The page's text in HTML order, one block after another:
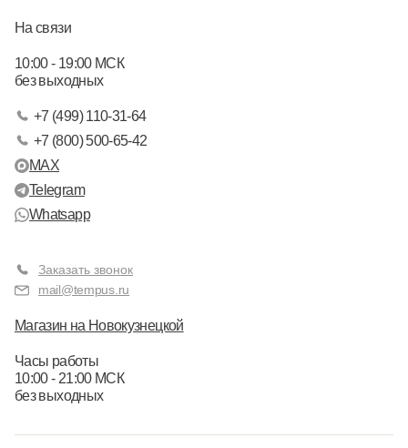
На связи
10:00 - 19:00 МСК
без выходных
+7 (499) 110-31-64
+7 (800) 500-65-42
MAX
Telegram
Whatsapp
Заказать звонок
mail@tempus.ru
Магазин на Новокузнецкой
Часы работы
10:00 - 21:00 МСК
без выходных